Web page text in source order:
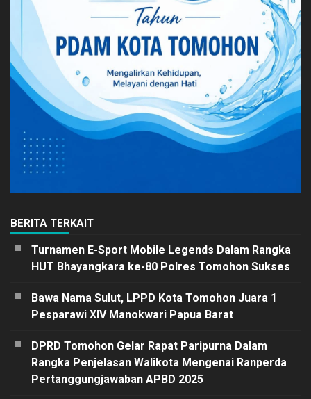
BERITA TERKAIT
Turnamen E-Sport Mobile Legends Dalam Rangka
HUT Bhayangkara ke-80 Polres Tomohon Sukses
Bawa Nama Sulut, LPPD Kota Tomohon Juara 1
Pesparawi XIV Manokwari Papua Barat
DPRD Tomohon Gelar Rapat Paripurna Dalam
Rangka Penjelasan Walikota Mengenai Ranperda
Pertanggungjawaban APBD 2025